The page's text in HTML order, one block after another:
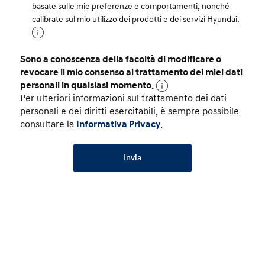
basate sulle mie preferenze e comportamenti, nonché
calibrate sul mio utilizzo dei prodotti e dei servizi Hyundai.
Sono a conoscenza della facoltà di modificare o
revocare il mio consenso al trattamento dei miei dati
personali in qualsiasi momento.
Per ulteriori informazioni sul trattamento dei dati
personali e dei diritti esercitabili, è sempre possibile
consultare la Informativa Privacy.
Invia